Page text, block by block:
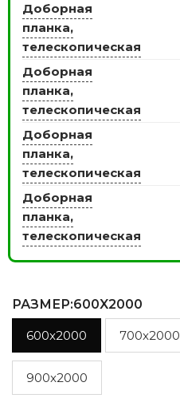
Доборная
планка,
телескопическая
Доборная
планка,
телескопическая
Доборная
планка,
телескопическая
Доборная
планка,
телескопическая
РАЗМЕР:600X2000
600x2000 700x2000
900x2000